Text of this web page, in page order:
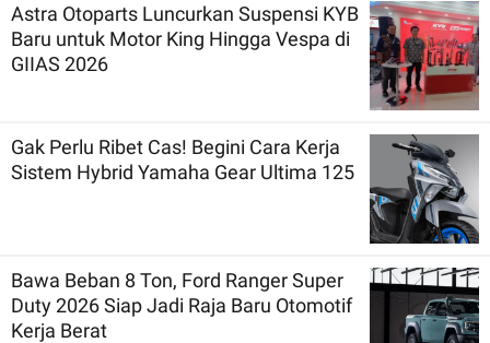
Astra Otoparts Luncurkan Suspensi KYB
Baru untuk Motor King Hingga Vespa di
GIIAS 2026
Gak Perlu Ribet Cas! Begini Cara Kerja
Sistem Hybrid Yamaha Gear Ultima 125
Bawa Beban 8 Ton, Ford Ranger Super
Duty 2026 Siap Jadi Raja Baru Otomotif
Kerja Berat